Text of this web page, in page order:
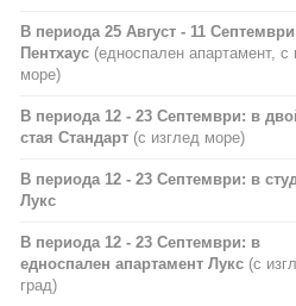
В периода 25 Август - 11
Пентхаус (едноспален апартамент, с
море)
В периода 12 - 23 Септември: в
стая Стандарт (с изглед море)
В периода 12 - 23 Септември: в
Лукс
В периода 12 - 23 Септември: в
едноспален апартамент Лукс (с
град)